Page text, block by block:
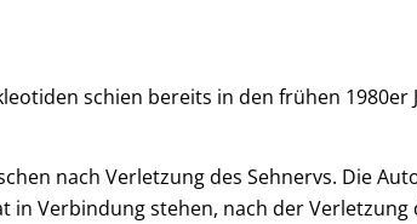
schien bereits in den frühen 1980er
nach Verletzung des Sehnervs. Die
Verbindung stehen, nach der